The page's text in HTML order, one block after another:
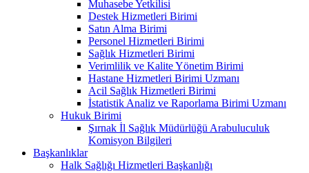
Muhasebe Yetkilisi
Destek Hizmetleri Birimi
Satın Alma Birimi
Personel Hizmetleri Birimi
Sağlık Hizmetleri Birimi
Verimlilik ve Kalite Yönetim Birimi
Hastane Hizmetleri Birimi Uzmanı
Acil Sağlık Hizmetleri Birimi
İstatistik Analiz ve Raporlama Birimi Uzmanı
Hukuk Birimi
Şırnak İl Sağlık Müdürlüğü Arabuluculuk
Komisyon Bilgileri
Başkanlıklar
Halk Sağlığı Hizmetleri Başkanlığı